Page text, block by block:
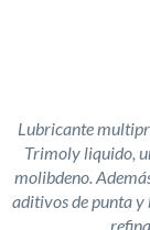
Lubricante
Trimoly liquido,
molibdeno.
aditivos de punta y